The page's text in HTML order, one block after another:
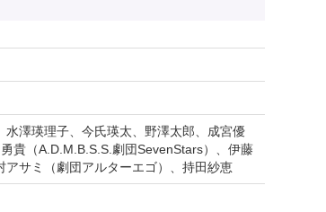
澤瑛理子、今氏瑛太、野澤太郎、成宮優
貴（A.D.M.B.S.S.劇団SevenStars）、伊藤
サミ（劇団アルターエゴ）、持田紗恵